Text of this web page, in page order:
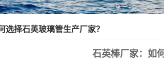
选择石英玻璃管生产厂家？
石英棒厂家：如